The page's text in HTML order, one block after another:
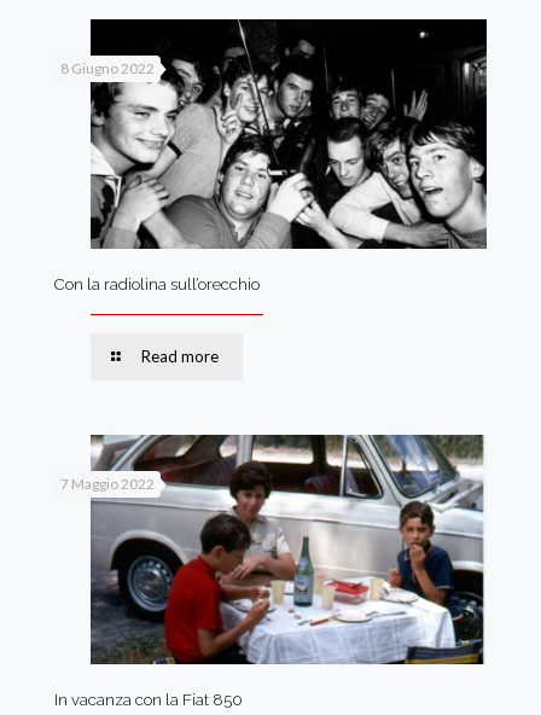
8 Giugno 2022
Con la radiolina sull’orecchio
Read more
7 Maggio 2022
In vacanza con la Fiat 850